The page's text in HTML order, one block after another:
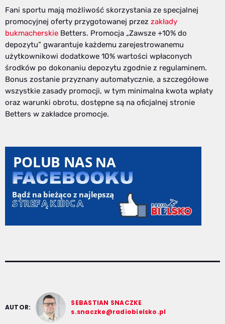
Fani sportu mają możliwość skorzystania ze specjalnej
promocyjnej oferty przygotowanej przez zakłady
bukmacherskie Betters. Promocja „Zawsze +10% do
depozytu” gwarantuje każdemu zarejestrowanemu
użytkownikowi dodatkowe 10% wartości wpłaconych
środków po dokonaniu depozytu zgodnie z regulaminem.
Bonus zostanie przyznany automatycznie, a szczegółowe
wszystkie zasady promocji, w tym minimalna kwota wpłaty
oraz warunki obrotu, dostępne są na oficjalnej stronie
Betters w zakładce promocje.
AUTOR:
SEBASTIAN SNACZKE
s.snaczke@radiobielsko.pl